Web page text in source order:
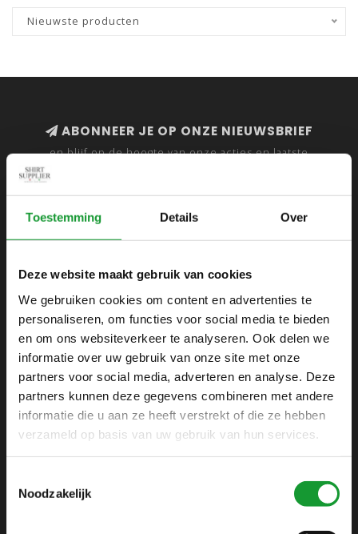
Toestemming Details Over
Deze website maakt gebruik van cookies
We gebruiken cookies om content en advertenties te
personaliseren, om functies voor social media te bieden
en om ons websiteverkeer te analyseren. Ook delen we
informatie over uw gebruik van onze site met onze
partners voor social media, adverteren en analyse. Deze
partners kunnen deze gegevens combineren met andere
informatie die u aan ze heeft verstrekt of die ze hebben
verzameld op basis van uw gebruik van hun services.
Noodzakelijk
Nieuwste producten
ABONNEER JE OP ONZE NIEUWSBRIEF
en blijf op de hoogte van onze acties en laatste
SHIRTSUPPLIER.NL
Webshop voor mannen
Zijlijnstraat 24
1433 DC
+31 6 42 52 32 80
+31 6 42 52 32 80